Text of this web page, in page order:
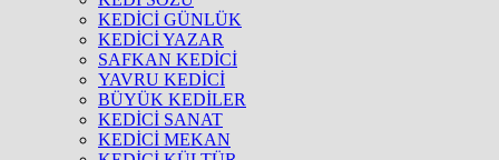
KEDİCİ GÜNLÜK
KEDİCİ YAZAR
SAFKAN KEDİCİ
YAVRU KEDİCİ
BÜYÜK KEDİLER
KEDİCİ SANAT
KEDİCİ MEKAN